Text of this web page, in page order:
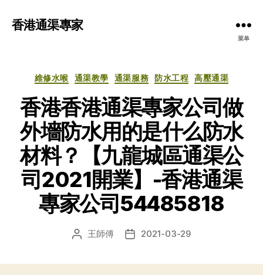
香港通渠專家
菜单
分
維修水喉 通渠教學 通渠服務 防水工程 高壓通渠
香港香港通渠專家公司做
外墻防水用的是什么防水
材料？【九龍城區通渠公
司2021開業】-香港通渠
專家公司54485818
文 王師傅
发 2021-03-29